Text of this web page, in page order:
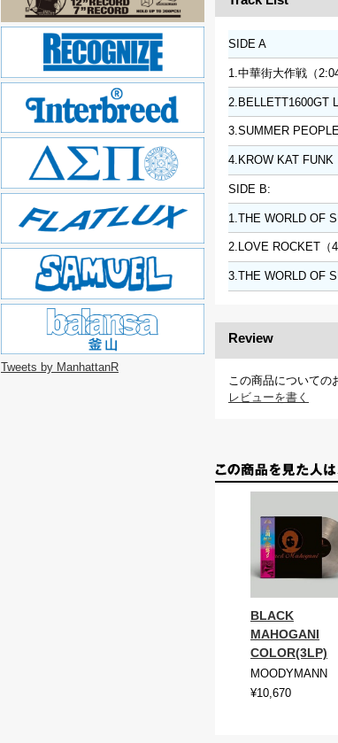
Tweets by ManhattanR
SIDE A
1.中華街大作戦（2:04
2.BELLETT1600GT
3.SUMMER
4.KROW KAT FUNK
SIDE B:
1.THE WORLD OF
2.LOVE ROCKET（
3.THE WORLD OF
Review
この商品についての
レビューを書く
BLACK
MAHOGANI
COLOR(3LP)
MOODYMANN
¥10,670